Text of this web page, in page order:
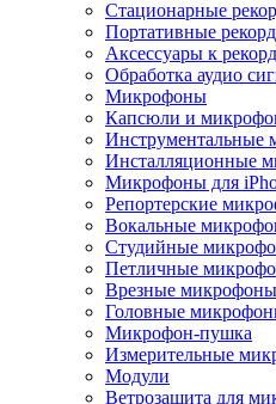
Стационарные
Портативные
Аксессуары к
Обработка аудио
Микрофоны
Капсюли и
Инструментальные
Инсталляционные
Микрофоны для
Репортерские
Вокальные
Студийные
Петличные
Врезные микрофоны
Головные
Микрофон-пушка
Измерительные
Модули
Ветрозащита для